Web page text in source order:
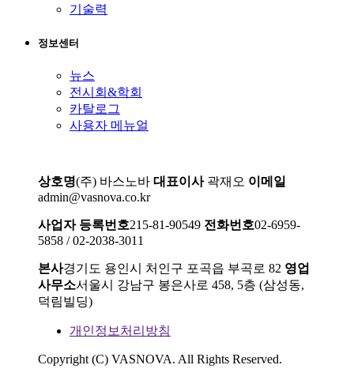
기술력
정보센터
뉴스
전시회&학회
카탈로그
사용자 메뉴얼
상호명(주) 바스노바 대표이사곽재오 이메일
admin@vasnova.co.kr
사업자 등록번호215-81-90549 전화번호02-6959-
5858 / 02-2038-3011
본사경기도 용인시 처인구 포곡읍 부곡로 82 영업
사무소서울시 강남구 봉은사로 458, 5층 (삼성동,
덕림빌딩)
개인정보처리방침
Copyright (C) VASNOVA. All Rights Reserved.